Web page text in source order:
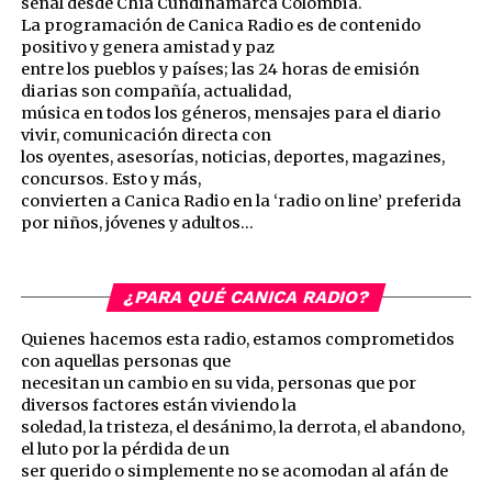
La programación de Canica Radio es de contenido
positivo y genera amistad y paz
entre los pueblos y países; las 24 horas de emisión
diarias son compañía, actualidad,
música en todos los géneros, mensajes para el diario
vivir, comunicación directa con
los oyentes, asesorías, noticias, deportes, magazines,
concursos. Esto y más,
convierten a Canica Radio en la ‘radio on line’ preferida
por niños, jóvenes y adultos…
¿PARA QUÉ CANICA RADIO?
Quienes hacemos esta radio, estamos comprometidos
con aquellas personas que
necesitan un cambio en su vida, personas que por
diversos factores están viviendo la
soledad, la tristeza, el desánimo, la derrota, el abandono,
el luto por la pérdida de un
ser querido o simplemente no se acomodan al afán de